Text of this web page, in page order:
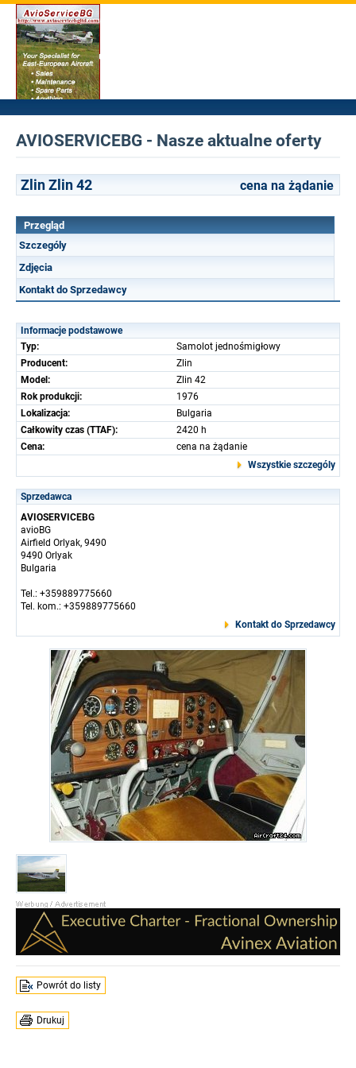
AVIOSERVICEBG - Nasze aktualne oferty
Zlin Zlin 42 cena na żądanie
Przegląd
Szczególy
Zdjęcia
Kontakt do Sprzedawcy
Informacje podstawowe
Typ:
Samolot jednośmigłowy
Producent:
Zlin
Model:
Zlin 42
Rok produkcji:
1976
Lokalizacja:
Bulgaria
Całkowity czas (TTAF):
2420 h
Cena:
cena na żądanie
Wszystkie szczególy
Sprzedawca
AVIOSERVICEBG
avioBG
Airfield Orlyak, 9490
9490 Orlyak
Bulgaria
Tel.: +359889775660
Tel. kom.: +359889775660
Kontakt do Sprzedawcy
Powrót do listy
Drukuj